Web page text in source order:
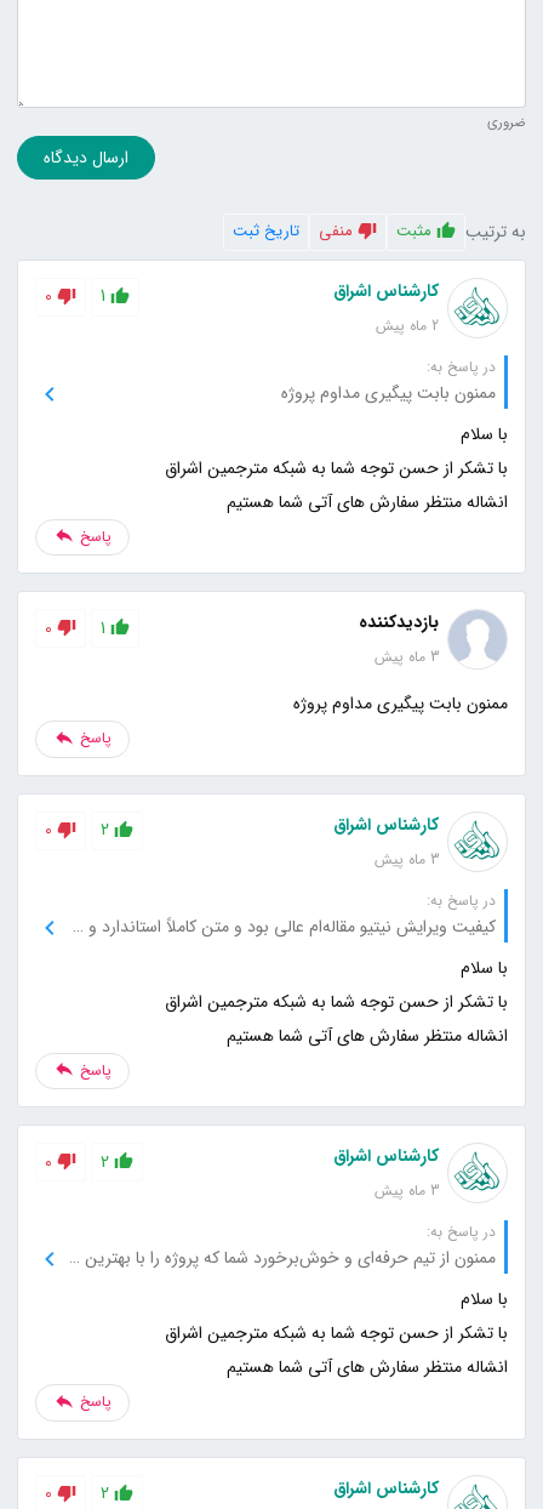
ضروری
ارسال دیدگاه
به ترتیب مثبت منفی تاریخ ثبت
کارشناس اشراق
2 ماه پیش
1
0
در پاسخ به:
ممنون بابت پیگیری مداوم پروژه
انشاله منتظر سفارش های آتی شما هستیم
پاسخ
بازدیدکننده
3 ماه پیش
1
0
ممنون بابت پیگیری مداوم پروژه
پاسخ
کارشناس اشراق
3 ماه پیش
2
0
در پاسخ به:
کیفیت ویرایش نیتیو مقاله‌ام عالی بود و متن کاملاً استاندارد و حرفه‌ای شده بود.
انشاله منتظر سفارش های آتی شما هستیم
پاسخ
کارشناس اشراق
3 ماه پیش
2
0
در پاسخ به:
ممنون از تیم حرفه‌ای و خوش‌برخورد شما که پروژه را با بهترین کیفیت انجام دادند.
انشاله منتظر سفارش های آتی شما هستیم
پاسخ
کارشناس اشراق 2
0